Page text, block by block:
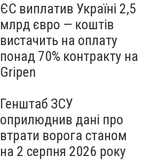
ЄС виплатив Україні 2,5
млрд євро — коштів
вистачить на оплату
понад 70% контракту на
Gripen
Генштаб ЗСУ
оприлюднив дані про
втрати ворога станом
на 2 серпня 2026 року